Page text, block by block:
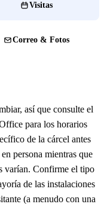
Visitas
Correo & Fotos
así que consulte el
para los horarios
de la cárcel antes
persona mientras que
varían. Confirme el tipo
de las instalaciones
(a menudo con una